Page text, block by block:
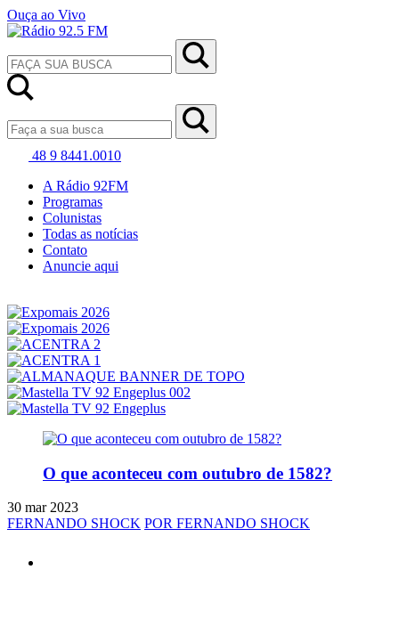
Ouça ao Vivo
48 9 8441.0010
A Rádio 92FM
Programas
Colunistas
Todas as notícias
Contato
Anuncie aqui
O que aconteceu com outubro de 1582?
30 mar 2023
FERNANDO SHOCK POR FERNANDO SHOCK